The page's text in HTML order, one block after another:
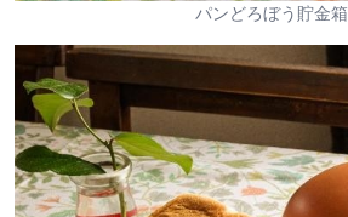
パンどろぼう貯金箱